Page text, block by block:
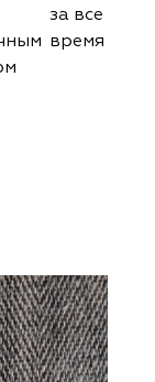
за все
время